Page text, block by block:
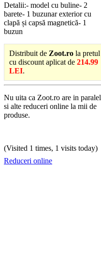
Detalii:- model cu buline- 2
barete- 1 buzunar exterior cu
clapă și capsă magnetică- 1
buzun
Distribuit de Zoot.ro la pretul
cu discount aplicat de 214.99
LEI.
Nu uita ca Zoot.ro are in paralel
si alte reduceri online la mii de
produse.
(Visited 1 times, 1 visits today)
Reduceri online